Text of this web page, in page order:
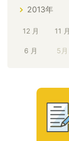
2013年
12 月 11 月
6 月 5月